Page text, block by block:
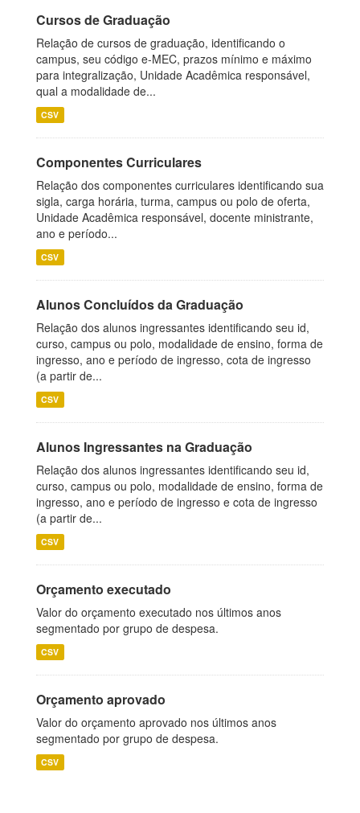
Cursos de Graduação
Relação de cursos de graduação, identificando o
campus, seu código e-MEC, prazos mínimo e máximo
para integralização, Unidade Acadêmica responsável,
qual a modalidade de...
CSV
Componentes Curriculares
Relação dos componentes curriculares identificando sua
sigla, carga horária, turma, campus ou polo de oferta,
Unidade Acadêmica responsável, docente ministrante,
ano e período...
CSV
Alunos Concluídos da Graduação
Relação dos alunos ingressantes identificando seu id,
curso, campus ou polo, modalidade de ensino, forma de
ingresso, ano e período de ingresso, cota de ingresso
(a partir de...
CSV
Alunos Ingressantes na Graduação
Relação dos alunos ingressantes identificando seu id,
curso, campus ou polo, modalidade de ensino, forma de
ingresso, ano e período de ingresso e cota de ingresso
(a partir de...
CSV
Orçamento executado
Valor do orçamento executado nos últimos anos
segmentado por grupo de despesa.
CSV
Orçamento aprovado
Valor do orçamento aprovado nos últimos anos
segmentado por grupo de despesa.
CSV